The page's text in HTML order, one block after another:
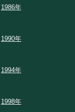
1986年
1990年
1994年
1998年